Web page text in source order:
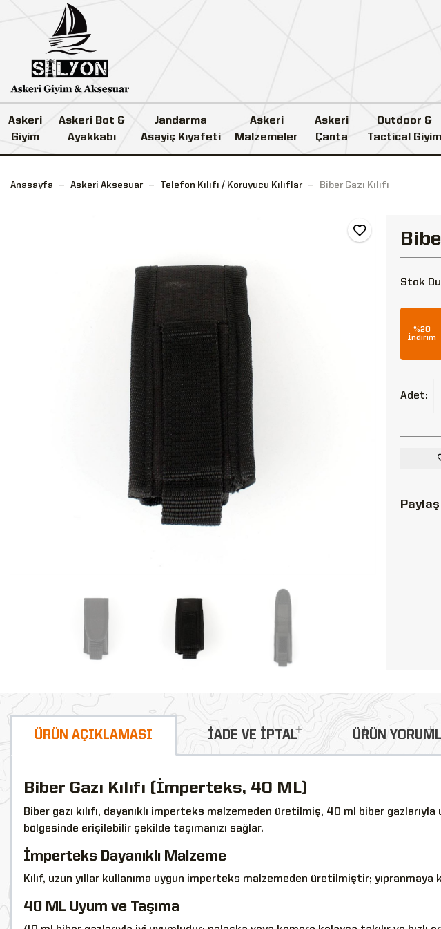
Askeri
Giyim
Askeri Bot &
Ayakkabı
Jandarma
Asayiş Kıyafeti
Askeri
Malzemeler
Askeri
Çanta
Outdoor &
Tactical Giyim
Anasayfa Askeri Aksesuar Telefon Kılıfı / Koruyucu Kılıflar Biber Gazı Kılıfı
Stok
%20
İndirim
Adet:
Paylaş
ÜRÜN AÇIKLAMASI İADE VE İPTAL ÜRÜN
Biber Gazı Kılıfı (İmperteks, 40 ML)
Biber gazı kılıfı, dayanıklı imperteks malzemeden üretilmiş, 40 ml biber
bölgesinde erişilebilir şekilde taşımanızı sağlar.
İmperteks Dayanıklı Malzeme
Kılıf, uzun yıllar kullanıma uygun imperteks malzemeden üretilmiştir; yıpranmaya
40 ML Uyum ve Taşıma